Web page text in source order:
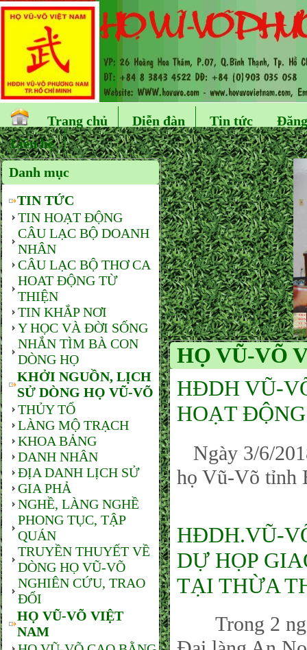
Trang chủ Diễn đàn Tin tức
Liên hệ
Danh mục
TIN TỨC
TIN HOẠT ĐỘNG
CÂU LẠC BỘ DOANH
NHÂN
CÂU LẠC BỘ THƠ CA
HOAT ĐỘNG TỪ
THIỆN
TIN KHẮP NƠI
Y HỌC VÀ ĐỜI SỐNG
NHẮN TÌM BÀ CON
DÒNG HỌ
KHỞI NGUỒN, LỊCH
SỬ DÒNG HỌ VŨ-VÕ
THỦY TỔ
LÀNG MỘ TRẠCH
KHOA BẢNG
DANH NHÂN
ĐỊA DANH LỊCH SỬ
GIA PHẢ
NGHỀ, LÀNG NGHỀ
PHONG TỤC, TẬP
QUÁN
TRUYỀN THUYẾT VỀ
DÒNG HỌ VŨ-VÕ
NGHIÊN CỨU, TRAO
ĐỔI
HỌ VŨ-VÕ VIỆT
NAM
HỌ VŨ-VÕ
HĐDH VŨ-
HOẠT
Ngày 3/6/
họ Vũ-Võ tỉnh
HĐDH.VŨ-
DỰ HỌP
TẠI THỪA
Trong 2